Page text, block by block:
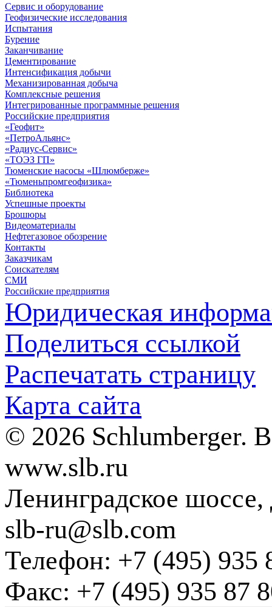
Сервис и оборудование
Геофизические исследования
Испытания
Бурение
Заканчивание
Цементирование
Интенсификация добычи
Механизированная добыча
Комплексные решения
Интегрированные программные решения
Российские предприятия
«Геофит»
«ПетроАльянс»
«Радиус-Сервис»
«ТОЭЗ ГП»
Тюменские насосы «Шлюмберже»
«Тюменьпромгеофизика»
Библиотека
Успешные проекты
Брошюры
Видеоматериалы
Нефтегазовое обозрение
Контакты
Заказчикам
Соискателям
СМИ
Российские предприятия
Юридическая
Поделиться ссылкой
Распечатать страницу
Карта сайта
© 2026 Schlumberger.
www.slb.ru
Ленинградское
slb-ru@slb.com
Телефон: +7 (495) 935
Факс: +7 (495) 935 87